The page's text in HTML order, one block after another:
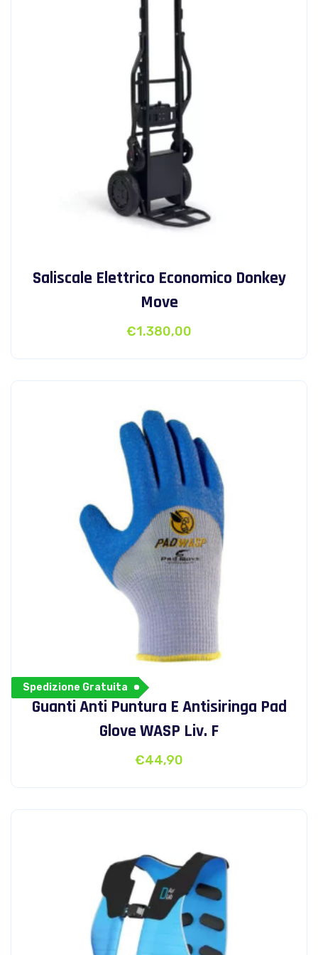
Saliscale Elettrico Economico Donkey
Move
€1.380,00
Spedizione Gratuita
Guanti Anti Puntura E Antisiringa Pad
Glove WASP Liv. F
€44,90